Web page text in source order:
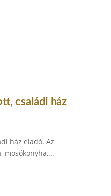
családi ház
ház eladó. Az
mosókonyha,...